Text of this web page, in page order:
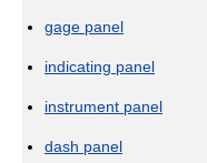
gage panel
indicating panel
instrument panel
dash panel